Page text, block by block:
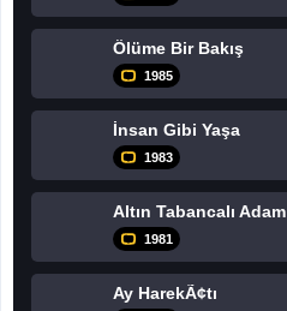
Ölüme Bir Bakış
1985
İnsan Gibi Yaşa
1983
Altın Tabancalı Adam
1981
Ay HarekÃ¢tı